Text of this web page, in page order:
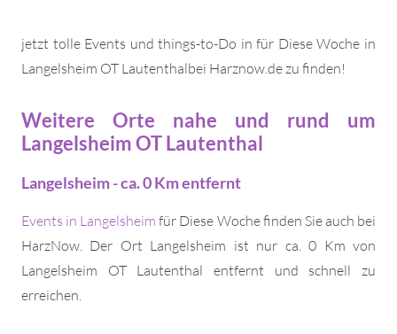
jetzt tolle Events und things-to-Do in für Diese Woche in
Langelsheim OT Lautenthalbei Harznow.de zu finden!
Weitere Orte nahe und rund um
Langelsheim OT Lautenthal
Langelsheim - ca. 0 Km entfernt
Events in Langelsheim für Diese Woche finden Sie auch bei
HarzNow. Der Ort Langelsheim ist nur ca. 0 Km von
Langelsheim OT Lautenthal entfernt und schnell zu
erreichen.